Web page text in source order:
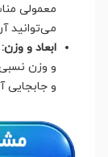
معمولی
می‌توانید
ابعاد و وزن:
و جابجایی